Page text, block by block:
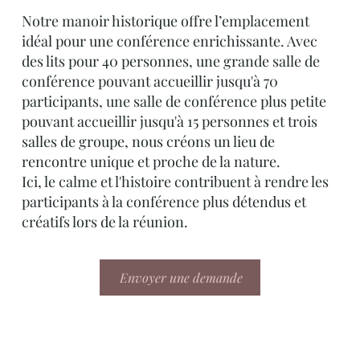
Notre manoir historique offre l’emplacement
idéal pour une conférence enrichissante. Avec
des lits pour 40 personnes, une grande salle de
conférence pouvant accueillir jusqu'à 70
participants, une salle de conférence plus petite
pouvant accueillir jusqu'à 15 personnes et trois
salles de groupe, nous créons un lieu de
rencontre unique et proche de la nature.
Ici, le calme et l'histoire contribuent à rendre les
participants à la conférence plus détendus et
créatifs lors de la réunion.
Envoyer une demande